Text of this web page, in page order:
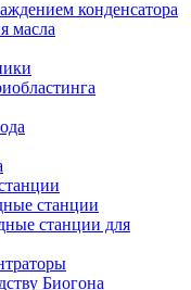
конденсатора
масла
станции
станции для
Биогона